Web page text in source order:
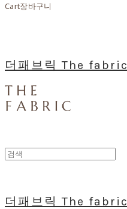
Cart장바구니
더패브릭 The fabric
더패브릭 The fabric